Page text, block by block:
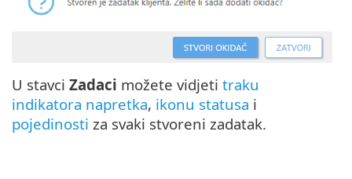
U stavci Zadaci možete vidjeti traku
indikatora napretka, ikonu statusa i
pojedinosti za svaki stvoreni zadatak.